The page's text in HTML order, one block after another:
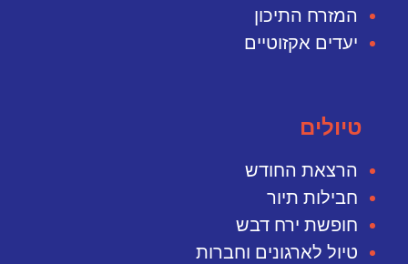
המזרח התיכון
יעדים אקזוטיים
טיולים
הרצאת החודש
חבילות תיור
חופשת ירח דבש
טיול לארגונים וחברות